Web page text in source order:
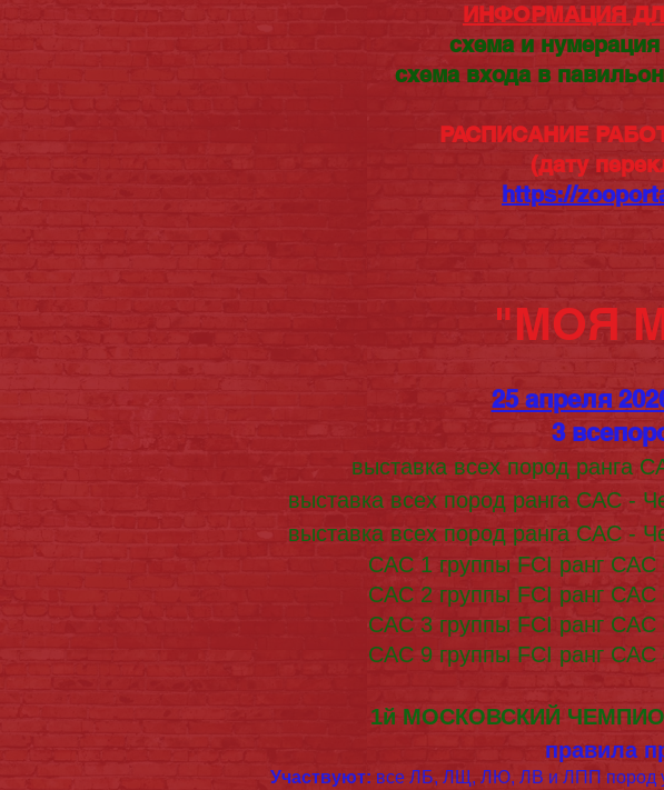
ИНФОРМАЦИЯ
схема и
схема входа в
РАСПИСАНИЕ
(дату
https://
"МОЯ
25 апреля
3
выставка всех пород
выставка всех пород ранга САС
выставка всех пород ранга САС
САС 1 группы FCI ранг
САС 2 группы FCI ранг
САС 3 группы FCI ранг
САС 9 группы FCI ранг
1й МОСКОВСКИЙ
правила
Участвуют: все ЛБ, ЛЩ, ЛЮ, ЛВ и ЛПП пород у